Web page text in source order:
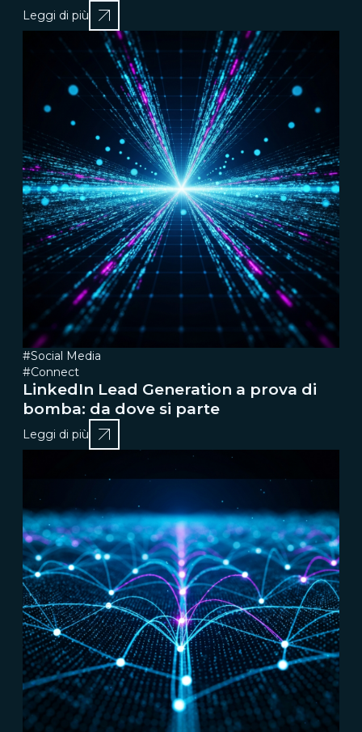
Leggi di più
#Social Media
#Connect
LinkedIn Lead Generation a prova di
bomba: da dove si parte
Leggi di più